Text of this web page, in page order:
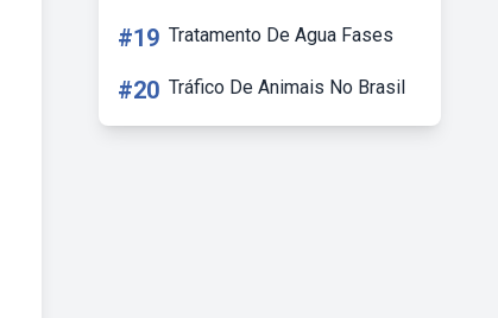
#19 Tratamento De Agua Fases
#20 Tráfico De Animais No Brasil